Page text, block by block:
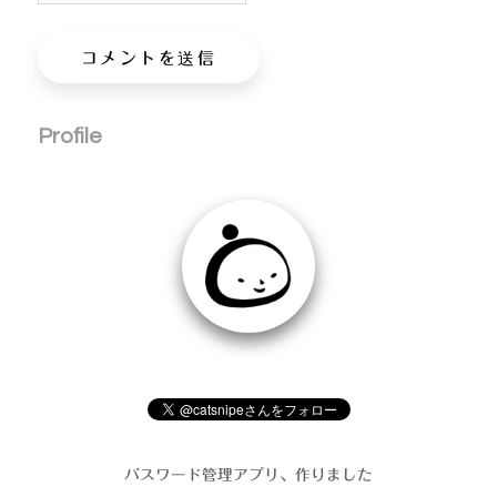
Profile
パスワード管理アプリ、作りました